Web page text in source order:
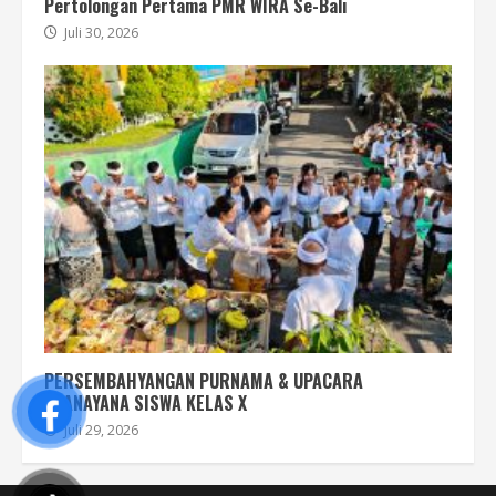
Pertolongan Pertama PMR WIRA Se-Bali
Juli 30, 2026
PERSEMBAHYANGAN PURNAMA & UPACARA
UPANAYANA SISWA KELAS X
Juli 29, 2026